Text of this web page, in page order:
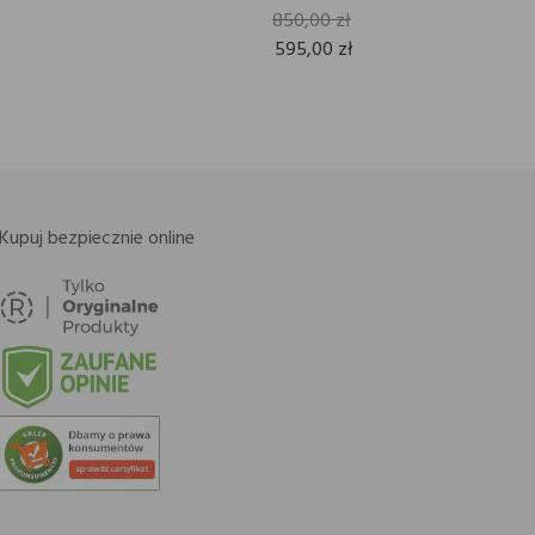
850,00 zł
595,00 zł
Kupuj bezpiecznie online